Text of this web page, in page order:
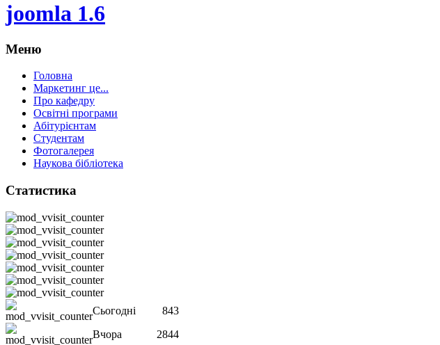
joomla 1.6
Меню
Головна
Маркетинг це...
Про кафедру
Освітні програми
Абітурієнтам
Студентам
Фотогалерея
Наукова бібліотека
Статистика
Сьогодні
843
Вчора
2844